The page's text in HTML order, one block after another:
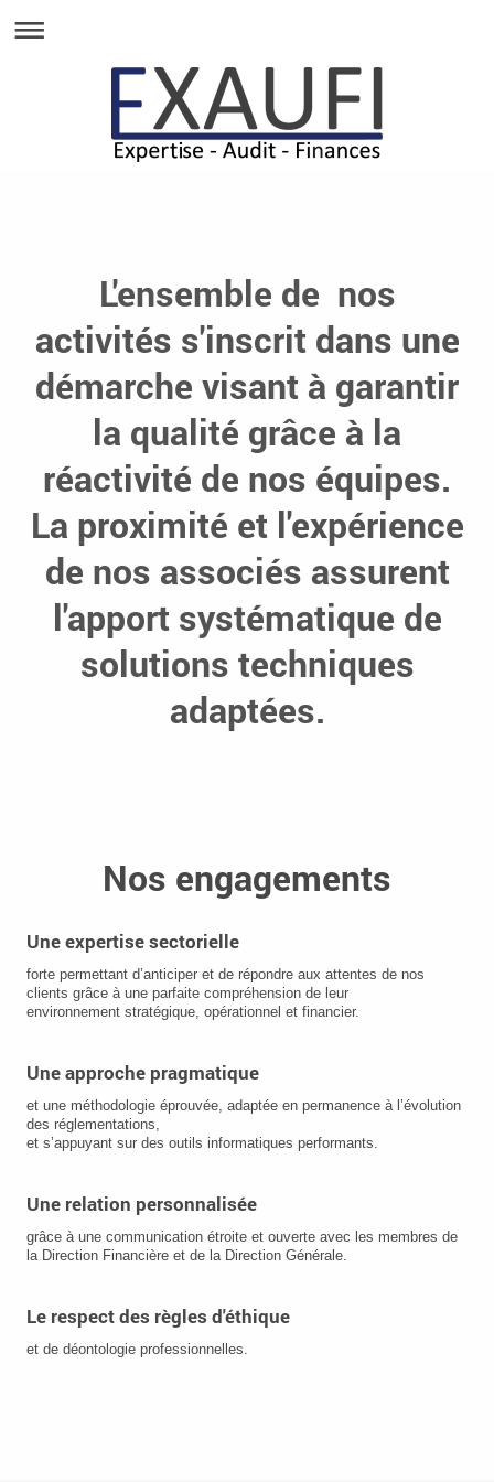
L'ensemble de nos
activités s'inscrit dans une
démarche visant à garantir
la qualité grâce à la
réactivité de nos équipes.
La proximité et l'expérience
de nos associés assurent
l'apport systématique de
solutions techniques
adaptées.
Nos engagements
Une expertise sectorielle
forte permettant d’anticiper et de répondre aux attentes de nos
clients grâce à une parfaite compréhension de leur
environnement stratégique, opérationnel et financier.
Une approche pragmatique
et une méthodologie éprouvée, adaptée en permanence à l’évolution
des réglementations,
et s’appuyant sur des outils informatiques performants.
Une relation personnalisée
grâce à une communication étroite et ouverte avec les membres de
la Direction Financière et de la Direction Générale.
Le respect des règles d'éthique
et de déontologie professionnelles.